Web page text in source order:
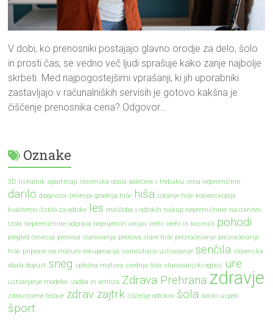
V dobi, ko prenosniki postajajo glavno orodje za delo, šolo
in prosti čas, se vedno več ljudi sprašuje kako zanje najbolje
skrbeti. Med najpogostejšimi vprašanji, ki jih uporabniki
zastavljajo v računalniških servisih je gotovo kakšna je
čiščenje prenosnika cena? Odgovor…
Oznake
3D tiskalnik apartmaji slovenska obala bolečine v trebuhu cena nepremičnin
darilo diagnoza črevesja gradnja hiše hiša iskanje hiše kolonoskopija
kvalitetno čistilo za odtoke les maščoba v odtokih nakup nepremičnine nastanitev
Izola nepremičnine odprava neprijetnih vonjav orehi orehi in kosmiči pohodi
pregled črevesja prenova stanovanja prenova stare hiše prezračevanje prezračevanje
hiše priprave na maturo rekuperacija samostojno ustvarjanje senčila slovenska
obala dopust sneg splošna matura srednja šola stanovanjski oglasi ure
ustvarjanje modelov vadba in artroza Zdrava Prehrana zdravje
zdravstvene težave zdrav zajtrk čiščenje odtokov šola šolski uspeh
šport